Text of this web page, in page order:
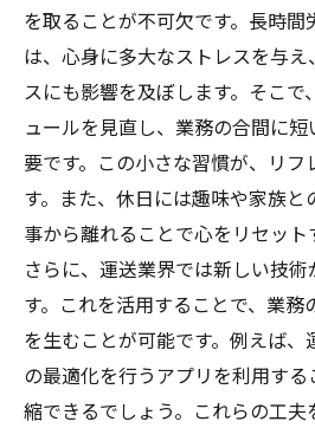
を取ることが不可欠です。長時間
は、心身に多大なストレスを与
スにも影響を及ぼします。そこで
ュールを見直し、業務の合間に
要です。この小さな習慣が、リフ
す。また、休日には趣味や家族
事から離れることで心をリセット
さらに、運送業界では新しい技
す。これを活用することで、業務
を生むことが可能です。例えば、
の最適化を行うアプリを利用す
縮できるでしょう。これらの工夫